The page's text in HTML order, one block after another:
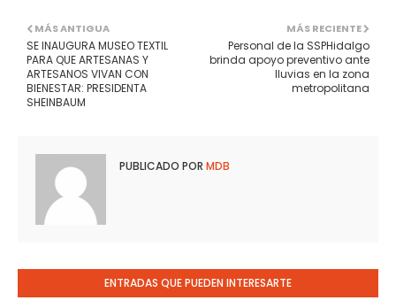
MÁS RECIENTE
Personal de la SSPHidalgo
brinda apoyo preventivo ante
lluvias en la zona
metropolitana
MÁS ANTIGUA
SE INAUGURA MUSEO TEXTIL
PARA QUE ARTESANAS Y
ARTESANOS VIVAN CON
BIENESTAR: PRESIDENTA
SHEINBAUM
PUBLICADO POR MDB
ENTRADAS QUE PUEDEN INTERESARTE